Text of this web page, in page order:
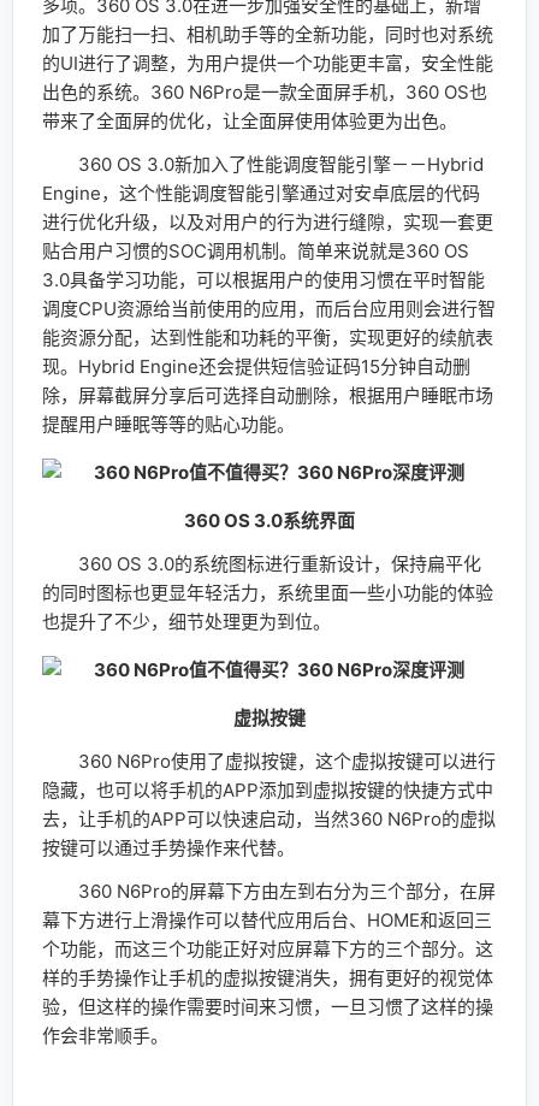
调度CPU资源给当前使用的应用，而后台应用则会进行智
能资源分配，达到性能和功耗的平衡，实现更好的续航表
现。Hybrid Engine还会提供短信验证码15分钟自动删
除，屏幕截屏分享后可选择自动删除，根据用户睡眠市场
提醒用户睡眠等等的贴心功能。
360 OS 3.0系统界面
360 OS 3.0的系统图标进行重新设计，保持扁平化
的同时图标也更显年轻活力，系统里面一些小功能的体验
也提升了不少，细节处理更为到位。
虚拟按键
360 N6Pro使用了虚拟按键，这个虚拟按键可以进行
隐藏，也可以将手机的APP添加到虚拟按键的快捷方式中
去，让手机的APP可以快速启动，当然360 N6Pro的虚拟
360 N6Pro的屏幕下方由左到右分为三个部分，在屏
幕下方进行上滑操作可以替代应用后台、HOME和返回三
样的手势操作让手机的虚拟按键消失，拥有更好的视觉体
验，但这样的操作需要时间来习惯，一旦习惯了这样的操
智能场景卡片
场景widget在360 OS 3.0保留的一个功能，提供智
能场景卡片提醒。利用时间天气widget空间来做可视化展